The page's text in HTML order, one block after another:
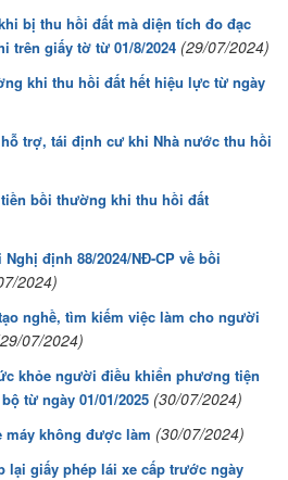
bị thu hồi đất mà diện tích đo đạc
trên giấy tờ từ 01/8/2024 (29/07/2024)
khi thu hồi đất hết hiệu lực từ ngày
trợ, tái định cư khi Nhà nước thu hồi
bồi thường khi thu hồi đất
định 88/2024/NĐ-CP về bồi
2024)
nghề, tìm kiếm việc làm cho người
07/2024)
khỏe người điều khiển phương tiện
từ ngày 01/01/2025 (30/07/2024)
không được làm (30/07/2024)
lại giấy phép lái xe cấp trước ngày